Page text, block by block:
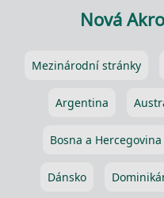
Nová
Mezinárodní stránky
Argentina
Bosna a Hercegovina
Dánsko